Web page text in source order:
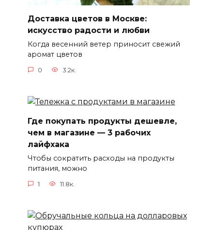
Доставка цветов в Москве:
искусство радости и любви
Когда весенний ветер приносит свежий
аромат цветов
0 3.2к.
Где покупать продукты дешевле,
чем в магазине — 3 рабочих
лайфхака
Чтобы сократить расходы на продукты
питания, можно
1 11.8к.